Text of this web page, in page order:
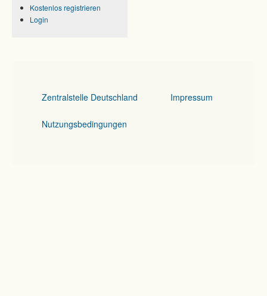
Kostenlos registrieren
Login
Zentralstelle Deutschland Impressum
Nutzungsbedingungen